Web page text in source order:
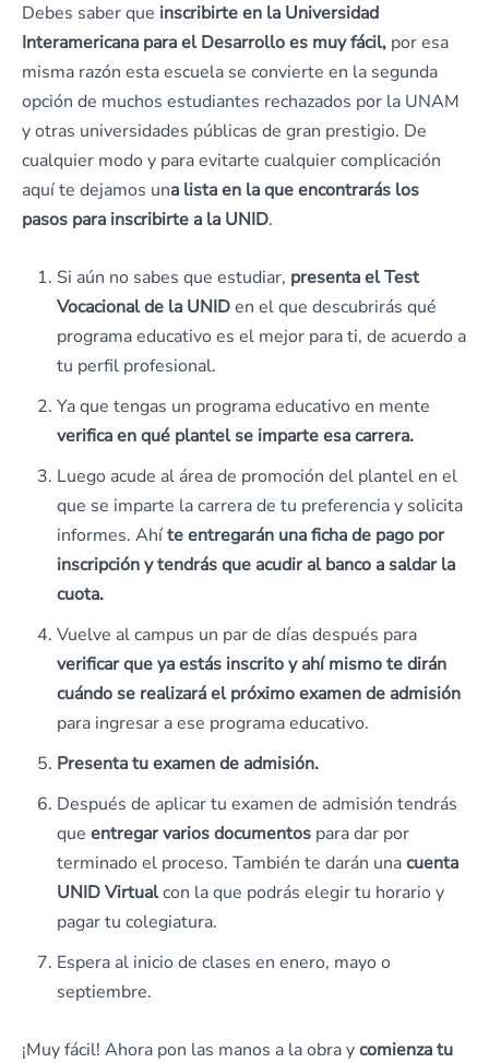
Debes saber que inscribirte en la Universidad
Interamericana para el Desarrollo es muy fácil, por esa
misma razón esta escuela se convierte en la segunda
opción de muchos estudiantes rechazados por la UNAM
y otras universidades públicas de gran prestigio. De
cualquier modo y para evitarte cualquier complicación
aquí te dejamos una lista en la que encontrarás los
pasos para inscribirte a la UNID.
Si aún no sabes que estudiar, presenta el Test
Vocacional de la UNIDen el que descubrirás qué
programa educativo es el mejor para ti, de acuerdo a
tu perfil profesional.
Ya que tengas un programa educativo en mente
verifica en qué plantel se imparte esa carrera.
Luego acude al área de promoción del plantel en el
que se imparte la carrera de tu preferencia y solicita
informes. Ahíte entregarán una ficha de pago por
inscripción y tendrás que acudir al banco a saldar la
cuota.
Vuelve al campus un par de días después para
verificar que ya estás inscrito y ahí mismo te dirán
cuándo se realizará el próximo examen de admisión
para ingresar a ese programa educativo.
Presenta tu examen de admisión.
Después de aplicar tu examen de admisión tendrás
que entregar varios documentos para dar por
terminado el proceso. También te darán unacuenta
UNID Virtualcon la que podrás elegir tu horario y
pagar tu colegiatura.
Espera al inicio de clases en enero, mayo o
septiembre.
¡Muy fácil! Ahora pon las manos a la obra ycomienza tu